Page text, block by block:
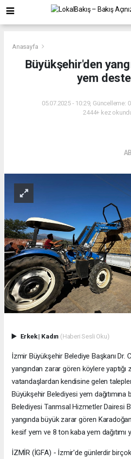
Anasayfa
Büyükşehir'den
yem
05.07.2025 - 10:29, Güncelleme:
2444+ kez
Erkek| Kadın (Haberi Sesli Oku)
İzmir Büyükşehir Belediye Başkanı Dr.
yangından zarar gören köylere yaptığı
vatandaşlardan kendisine gelen
Büyükşehir Belediyesi yem dağıtımına
Belediyesi Tarımsal Hizmetler Dairesi
yangında büyük zarar gören
kesif yem ve 8 ton kaba yem dağıtımı
İZMİR (İGFA) - İzmir'de günlerdir